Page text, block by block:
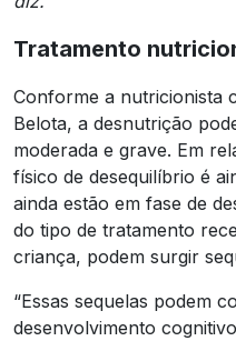
Tratamento
Conforme a nutricionista
Belota, a desnutrição
moderada e grave. Em
físico de desequilíbrio é
ainda estão em fase de
do tipo de tratamento
criança, podem surgir
“Essas sequelas podem
desenvolvimento